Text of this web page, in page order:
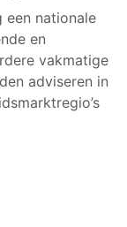
een nationale
en
vakmatige
adviseren in